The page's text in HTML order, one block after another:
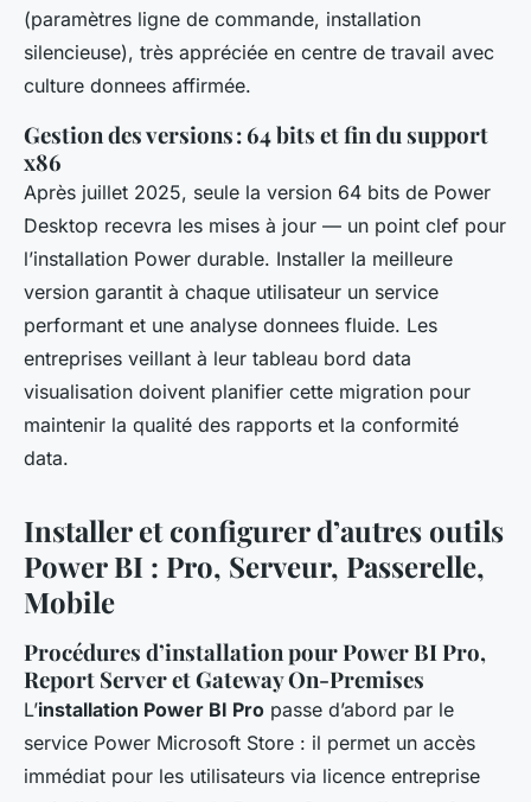
(paramètres ligne de commande, installation
silencieuse), très appréciée en centre de travail avec
culture donnees affirmée.
Gestion des versions : 64 bits et fin du support
x86
Après juillet 2025, seule la version 64 bits de Power
Desktop recevra les mises à jour — un point clef pour
l’installation Power durable. Installer la meilleure
version garantit à chaque utilisateur un service
performant et une analyse donnees fluide. Les
entreprises veillant à leur tableau bord data
visualisation doivent planifier cette migration pour
maintenir la qualité des rapports et la conformité
data.
Installer et configurer d’autres outils
Power BI : Pro, Serveur, Passerelle,
Mobile
Procédures d’installation pour Power BI Pro,
Report Server et Gateway On-Premises
L’installation Power BI Pro passe d’abord par le
service Power Microsoft Store : il permet un accès
immédiat pour les utilisateurs via licence entreprise